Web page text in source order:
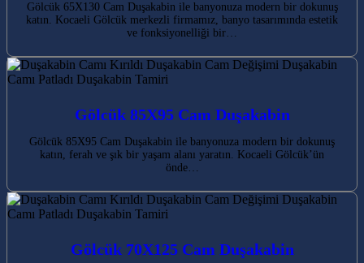
Gölcük 65X130 Cam Duşakabin ile banyonuza modern bir dokunuş
katın. Kocaeli Gölcük merkezli firmamız, banyo tasarımında estetik
ve fonksiyonelliği bir…
Gölcük 85X95 Cam Duşakabin
Gölcük 85X95 Cam Duşakabin ile banyonuza modern bir dokunuş
katın, ferah ve şık bir yaşam alanı yaratın. Kocaeli Gölcük’ün
önde…
Gölcük 70X125 Cam Duşakabin